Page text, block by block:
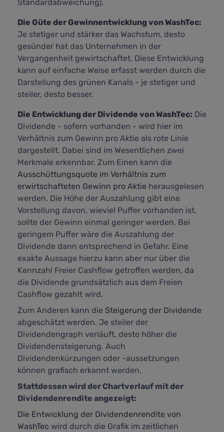
Standardabweichung).
Die Güte der Gewinnentwicklung von WashTec:
Je stetiger und stärker das Wachstum, desto
gesünder hat das Unternehmen in der
Vergangenheit gewirtschaftet. Diese Entwicklung
kann auf einfache Weise erfasst werden durch die
Darstellung des grünen Kanals - je stetiger und
steiler, desto besser.
Die Entwicklung der Dividende von WashTec: Die
Dividende - sofern vorhanden - wird hier im
Verhältnis zum Gewinn pro Aktie als rote Linie
dargestellt. Dabei sind im Wesentlichen zwei
Merkmale erkennbar. Zum Einen kann die
Ausschüttungsquote im Verhältnis zum
erwirtschafteten Gewinn pro Aktie herausgelesen
werden. Die Höhe der Auszahlung gibt eine
Vorstellung davon, wieviel Puffer vorhanden ist,
sollte der Gewinn einmal geringer werden. Bei
geringem Puffer wäre die Auszahlung der
Dividende dann entsprechend in Gefahr. Eine
exakte Aussage hierzu kann aber nur über die
Kennzahl Freier Cashflow getroffen werden, da
die Dividende grundsätzlich aus dem Freien
Cashflow gezahlt wird.
Zum Anderen kann die Steigerung der Dividende
abgeschätzt werden. Je steiler der
Dividendengraph verläuft, desto höher die
Dividendensteigerung. Auch
Dividendenkürzungen oder -aussetzungen
können grafisch erkannt werden.
Stattdessen wird der Chartverlauf mit der
Dividendenrendite angezeigt:
Die Entwicklung der Dividendenrendite von
WashTec wird durch die Grafik im zeitlichen